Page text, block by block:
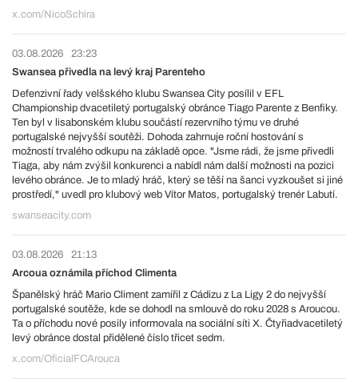
x.com/NicoSchira
03.08.2026
23:23
Swansea přivedla na levý kraj Parenteho
Defenzivní řady velšského klubu Swansea City posílil v EFL
Championship dvacetiletý portugalský obránce Tiago Parente z Benfiky.
Ten byl v lisabonském klubu součástí rezervního týmu ve druhé
portugalské nejvyšší soutěži. Dohoda zahrnuje roční hostování s
možností trvalého odkupu na základě opce. "Jsme rádi, že jsme přivedli
Tiaga, aby nám zvýšil konkurenci a nabídl nám další možnosti na pozici
levého obránce. Je to mladý hráč, který se těší na šanci vyzkoušet si jiné
prostředí," uvedl pro klubový web Vítor Matos, portugalský trenér Labutí.
swanseacity.com
03.08.2026
21:13
Arcoua oznámila příchod Climenta
Španělský hráč Mario Climent zamířil z Cádizu z La Ligy 2 do nejvyšší
portugalské soutěže, kde se dohodl na smlouvě do roku 2028 s Aroucou.
Ta o příchodu nové posily informovala na sociální síti X. Čtyřiadvacetiletý
levý obránce dostal přidělené číslo třicet sedm.
x.com/OficialFCArouca